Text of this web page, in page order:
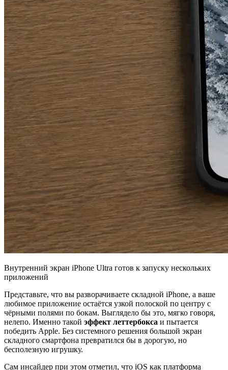
Внутренний экран iPhone Ultra готов к запуску нескольких
приложений
Представьте, что вы разворачиваете складной iPhone, а ваше
любимое приложение остаётся узкой полоской по центру с
чёрными полями по бокам. Выглядело бы это, мягко говоря,
нелепо. Именно такой эффект леттербокса и пытается
победить Apple. Без системного решения большой экран
складного смартфона превратился бы в дорогую, но
бесполезную игрушку.
Сам инсайдер при этом отметил, что iOS как платформа